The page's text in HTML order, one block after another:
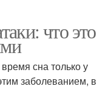
что это
сна только у
заболеванием, в